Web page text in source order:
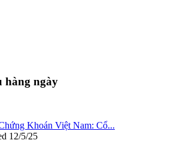
hàng ngày
Khoán Việt Nam: Cổ...
12/5/25